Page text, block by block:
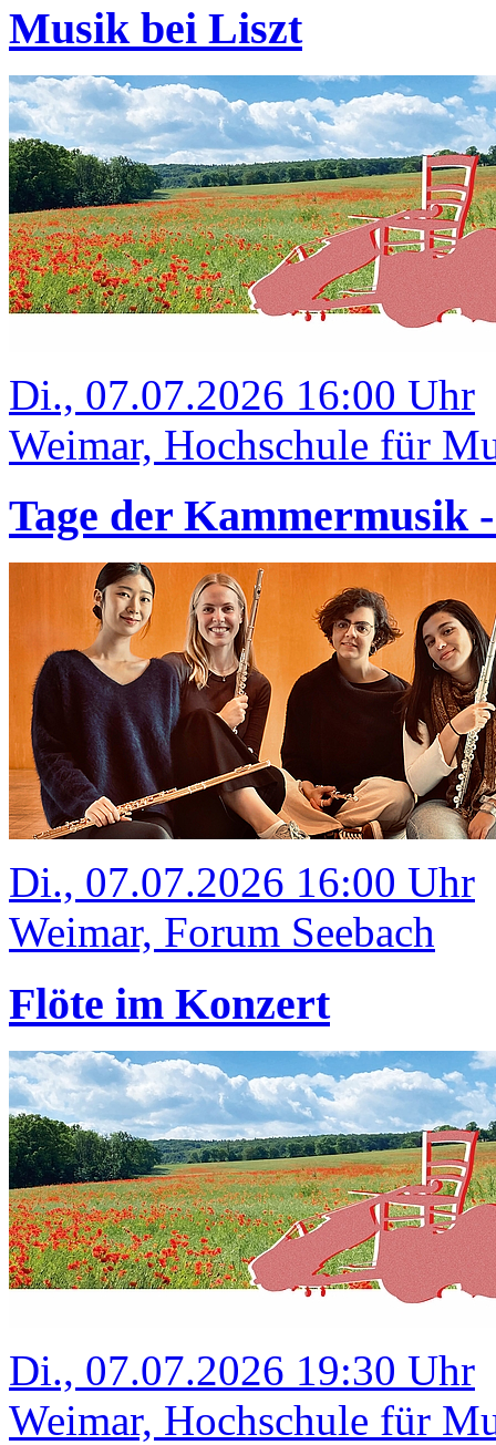
Musik bei Liszt
Di., 07.07.2026 16:00 Uhr
Weimar, Hochschule für
Tage der Kammermusik
Di., 07.07.2026 16:00 Uhr
Weimar, Forum Seebach
Flöte im Konzert
Di., 07.07.2026 19:30 Uhr
Weimar, Hochschule für